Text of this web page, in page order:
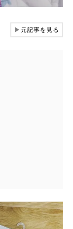
▶元記事を見る